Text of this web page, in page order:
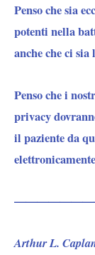
Penso che sia
potenti nella
anche che ci
Penso che i
privacy
il paziente da
Arthur L.